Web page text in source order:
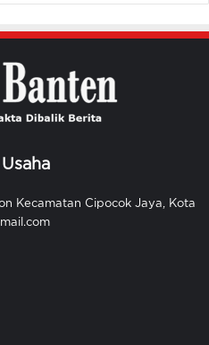
Kecamatan Cipocok Jaya, Kota